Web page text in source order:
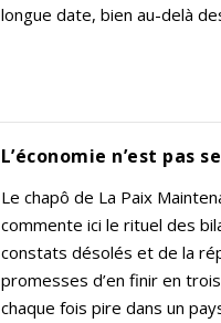
longue date, bien au-delà
L’économie n’est pas
Le chapô de La Paix
commente ici le rituel des
constats désolés et de la
promesses d’en finir en
chaque fois pire dans un